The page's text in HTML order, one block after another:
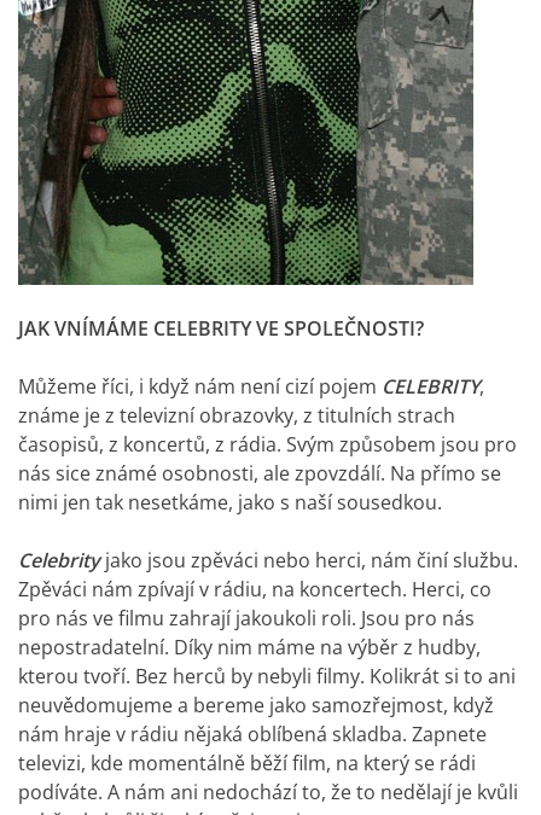
JAK VNÍMÁME CELEBRITY VE SPOLEČNOSTI?
Můžeme říci, i když nám není cizí pojem CELEBRITY,
známe je z televizní obrazovky, z titulních strach
časopisů, z koncertů, z rádia. Svým způsobem jsou pro
nás sice známé osobnosti, ale zpovzdálí. Na přímo se
nimi jen tak nesetkáme, jako s naší sousedkou.
Celebrityjako jsou zpěváci nebo herci, nám činí službu.
Zpěváci nám zpívají v rádiu, na koncertech. Herci, co
pro nás ve filmu zahrají jakoukoli roli. Jsou pro nás
nepostradatelní. Díky nim máme na výběr z hudby,
kterou tvoří. Bez herců by nebyli filmy. Kolikrát si to ani
neuvědomujeme a bereme jako samozřejmost, když
nám hraje v rádiu nějaká oblíbená skladba. Zapnete
televizi, kde momentálně běží film, na který se rádi
podíváte. A nám ani nedochází to, že to nedělají je kvůli